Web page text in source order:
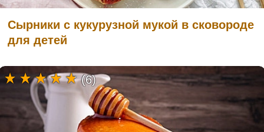
Сырники с кукурузной мукой в сковороде
для детей
(6)